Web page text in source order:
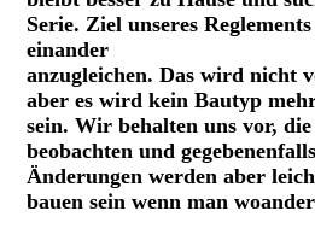
Serie. Ziel unseres
einander
anzugleichen. Das wird nicht
aber es wird kein Bautyp
sein. Wir behalten uns vor,
beobachten und
Änderungen werden aber
bauen sein wenn man